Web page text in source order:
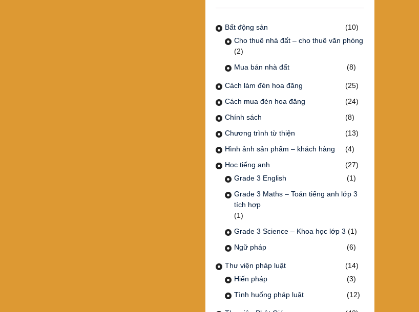
Bất động sản
(10)
Cho thuê nhà đất – cho thuê văn phòng
(2)
Mua bán nhà đất
(8)
Cách làm đèn hoa đăng
(25)
Cách mua đèn hoa đăng
(24)
Chính sách
(8)
Chương trình từ thiện
(13)
Hình ảnh sản phẩm – khách hàng
(4)
Học tiếng anh
(27)
Grade 3 English
(1)
Grade 3 Maths – Toán tiếng anh lớp 3
tích hợp
(1)
Grade 3 Science – Khoa học lớp 3 (1)
Ngữ pháp
(6)
Thư viện pháp luật
(14)
Hiến pháp
(3)
Tình huống pháp luật
(12)